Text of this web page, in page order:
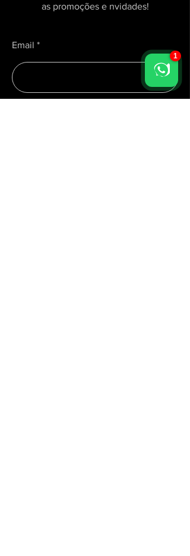
as promoções e nvidades!
Email
1